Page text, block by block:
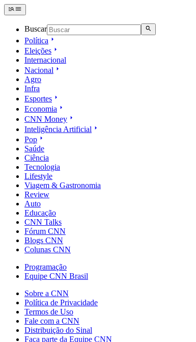
Buscar
Política
Eleições
Internacional
Nacional
Agro
Infra
Esportes
Economia
CNN Money
Inteligência Artificial
Pop
Saúde
Ciência
Tecnologia
Lifestyle
Viagem & Gastronomia
Review
Auto
Educação
CNN Talks
Fórum CNN
Blogs CNN
Colunas CNN
Programação
Equipe CNN Brasil
Sobre a CNN
Política de Privacidade
Termos de Uso
Fale com a CNN
Distribuição do Sinal
Faça parte da Equipe CNN